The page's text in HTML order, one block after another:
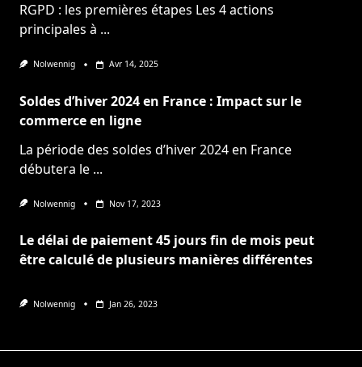
RGPD : les premières étapes Les 4 actions
principales à ...
Nolwennig Avr 14, 2025
Soldes d’hiver 2024 en France : Impact sur le
commerce en ligne
La période des soldes d’hiver 2024 en France
débutera le ...
Nolwennig Nov 17, 2023
Le délai de paiement 45 jours fin de mois peut
être calculé de plusieurs manières différentes
Nolwennig Jan 26, 2023